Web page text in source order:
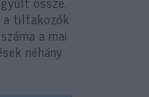
a tiltakozók
a mai
néhány